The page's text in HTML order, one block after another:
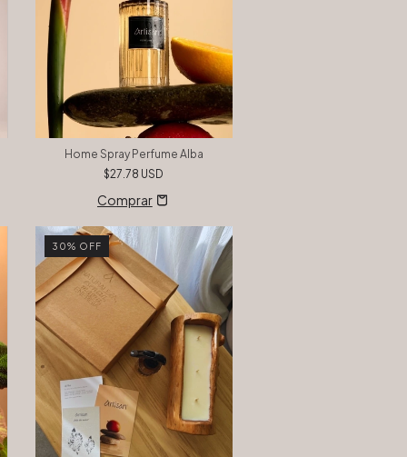
Home Spray Perfume Alba
$27.78 USD
30% OFF